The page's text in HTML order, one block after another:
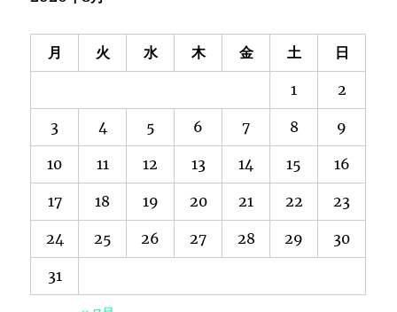
月 火 水 木 金 土 日
1 2
3 4 5 6 7 8 9
10 11 12 13 14 15 16
17 18 19 20 21 22 23
24 25 26 27 28 29 30
31